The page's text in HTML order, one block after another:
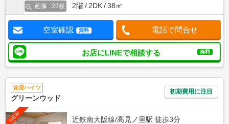
画像 : 23枚 2階 2DK 38㎡
空室確認 無料 電話で問合せ
お店にLINEで相談する 無料
賃貸ハイツ
グリーンウッド
初期費用に注目
NEW
近鉄南大阪線/高見ノ里駅 徒歩3分